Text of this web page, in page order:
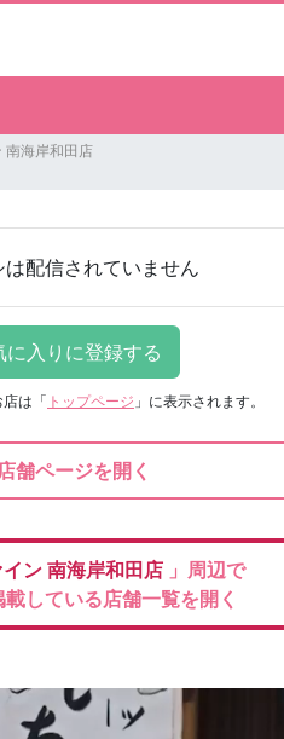
南海岸和田店
配信されていません
は 「 トップページ 」に表示されます。
舗ページを開く
ン 南海岸和田店 」周辺で
している店舗一覧を開く